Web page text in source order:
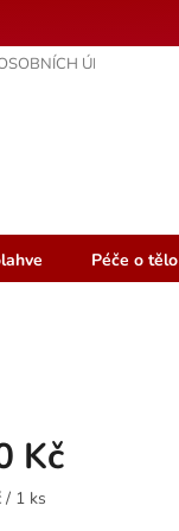
ÚDAJŮ
Péče o tělo
Kč
/ 1 ks